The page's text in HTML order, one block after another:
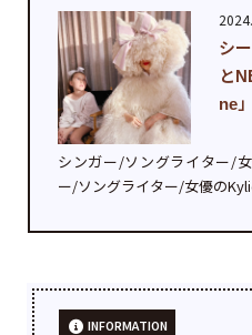
シ
と
ne
シンガー/ソングライター/
ー/ソングライター/女優の
INFORMATION